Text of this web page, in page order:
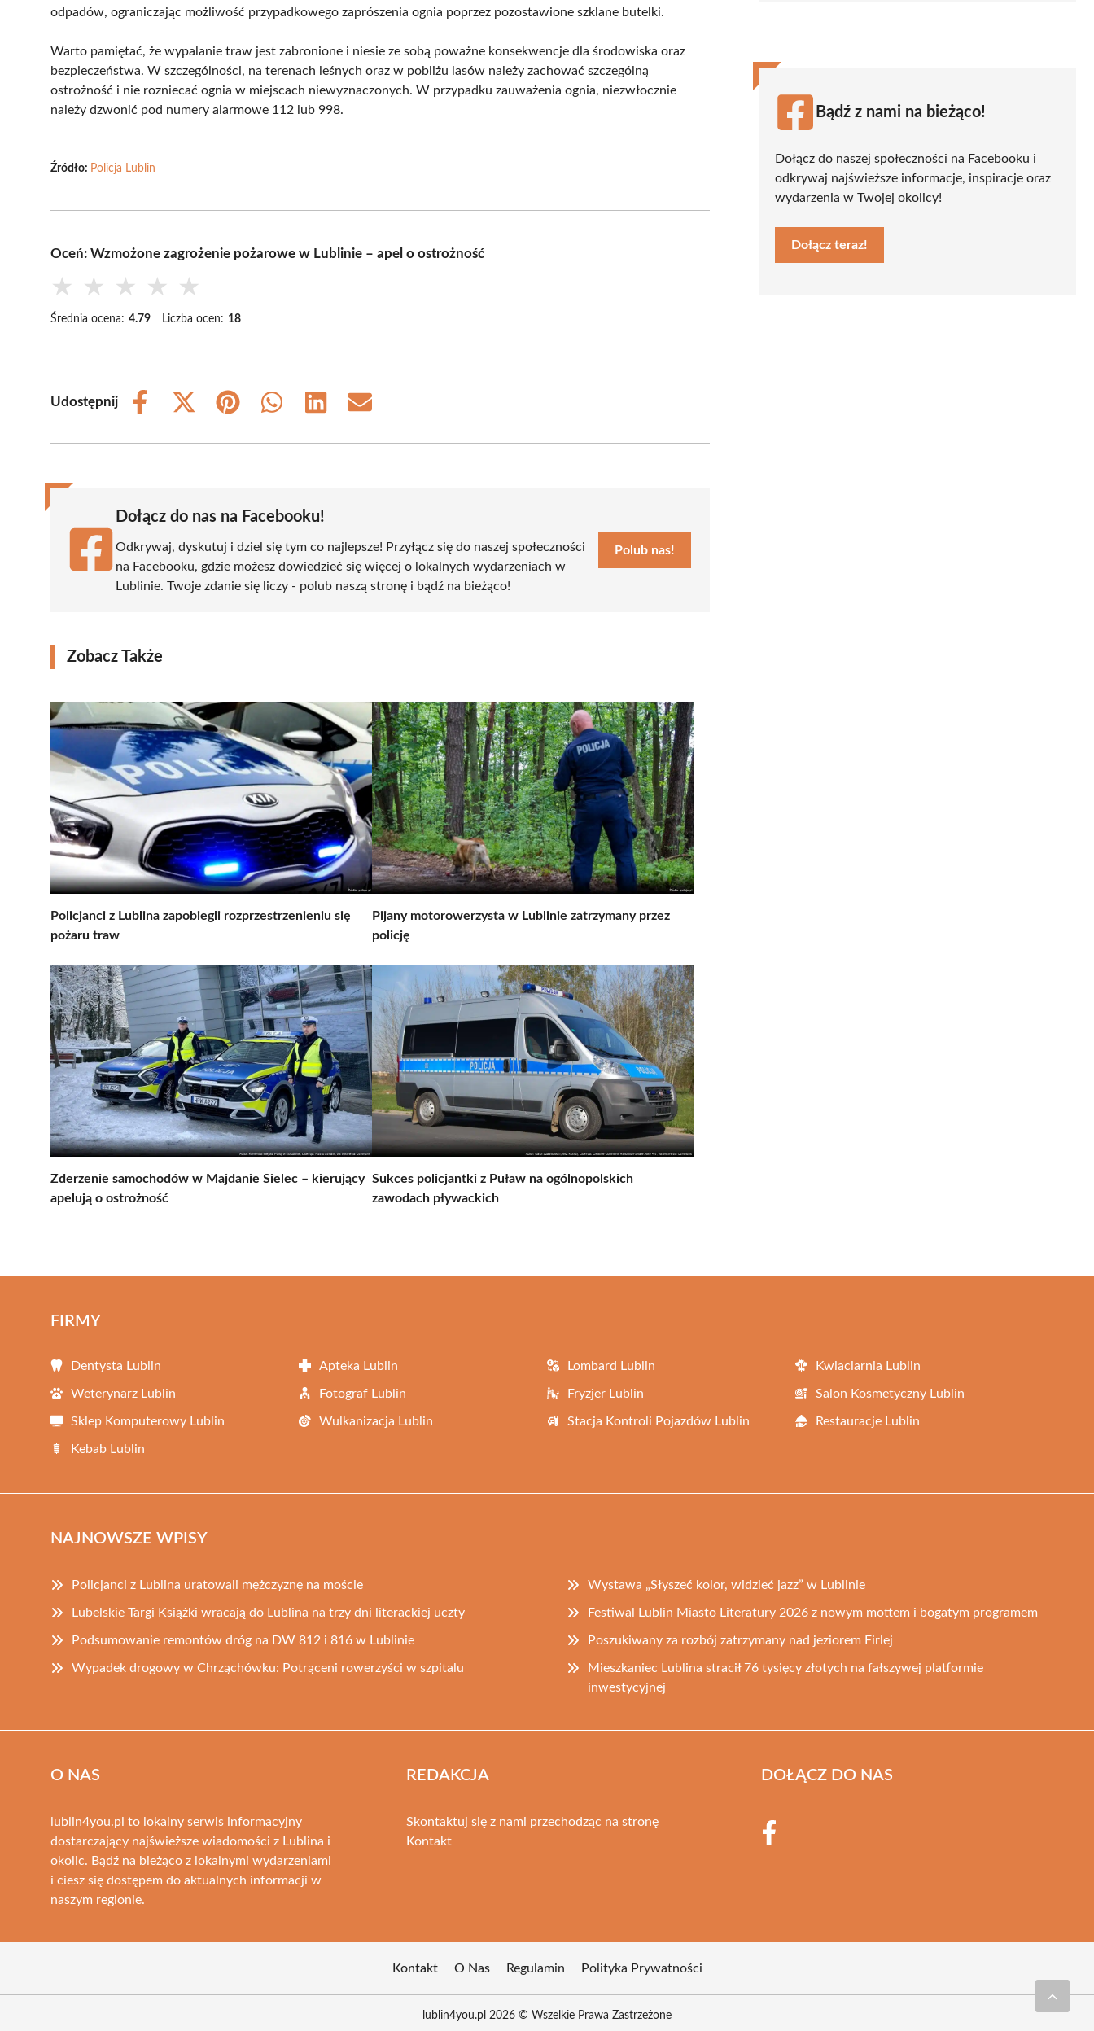
odpadów, ograniczając możliwość przypadkowego zaprószenia ognia poprzez pozostawione szklane butelki.
Warto pamiętać, że wypalanie traw jest zabronione i niesie ze sobą poważne konsekwencje dla środowiska oraz
bezpieczeństwa. W szczególności, na terenach leśnych oraz w pobliżu lasów należy zachować szczególną
ostrożność i nie rozniecać ognia w miejscach niewyznaczonych. W przypadku zauważenia ognia, niezwłocznie
należy dzwonić pod numery alarmowe 112 lub 998.
Źródło: Policja Lublin
Oceń: Wzmożone zagrożenie pożarowe w Lublinie – apel o ostrożność
★ ★ ★ ★ ★
Średnia ocena: 4.79 Liczba ocen: 18
Udostępnij
Share
Share
(Twitter)
Share
Share
Share
Share
Dołącz do nas na Facebooku!
Odkrywaj, dyskutuj i dziel się tym co najlepsze! Przyłącz się do naszej społeczności
na Facebooku, gdzie możesz dowiedzieć się więcej o lokalnych wydarzeniach w
Lublinie. Twoje zdanie się liczy - polub naszą stronę i bądź na bieżąco!
Polub nas!
Zobacz Także
Policjanci z Lublina zapobiegli rozprzestrzenieniu się
pożaru traw
Pijany motorowerzysta w Lublinie zatrzymany przez
policję
Zderzenie samochodów w Majdanie Sielec – kierujący
apelują o ostrożność
Sukces policjantki z Puław na ogólnopolskich
zawodach pływackich
Bądź z nami na bieżąco!
Dołącz do naszej społeczności na Facebooku i
odkrywaj najświeższe informacje, inspiracje oraz
wydarzenia w Twojej okolicy!
Dołącz teraz!
FIRMY
Dentysta Lublin Apteka Lublin Lombard Lublin Kwiaciarnia Lublin
Weterynarz Lublin Fotograf Lublin Fryzjer Lublin Salon Kosmetyczny Lublin
Sklep Komputerowy Lublin Wulkanizacja Lublin Stacja Kontroli Pojazdów Lublin Restauracje Lublin
Kebab Lublin
NAJNOWSZE WPISY
Policjanci z Lublina uratowali mężczyznę na moście Wystawa „Słyszeć kolor, widzieć jazz” w Lublinie
Lubelskie Targi Książki wracają do Lublina na trzy dni literackiej uczty Festiwal Lublin Miasto Literatury 2026 z nowym mottem i bogatym programem
Podsumowanie remontów dróg na DW 812 i 816 w Lublinie Poszukiwany za rozbój zatrzymany nad jeziorem Firlej
Wypadek drogowy w Chrząchówku: Potrąceni rowerzyści w szpitalu
Mieszkaniec Lublina stracił 76 tysięcy złotych na fałszywej platformie
inwestycyjnej
O NAS
lublin4you.pl to lokalny serwis informacyjny
dostarczający najświeższe wiadomości z Lublina i
okolic. Bądź na bieżąco z lokalnymi wydarzeniami
i ciesz się dostępem do aktualnych informacji w
naszym regionie.
REDAKCJA
Skontaktuj się z nami przechodząc na stronę
Kontakt
DOŁĄCZ DO NAS
Kontakt O Nas Regulamin Polityka Prywatności
lublin4you.pl 2026 © Wszelkie Prawa Zastrzeżone